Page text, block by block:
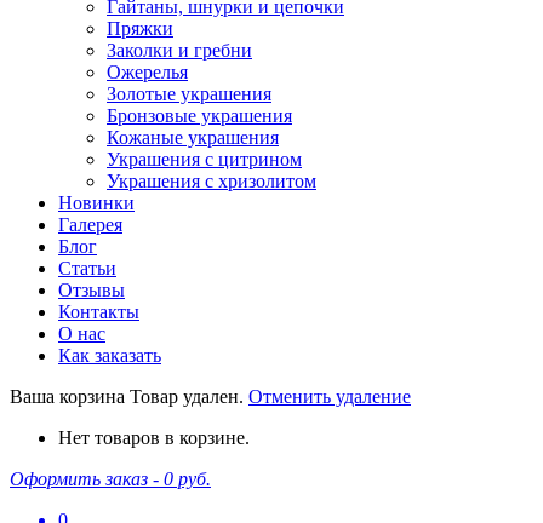
Гайтаны, шнурки и цепочки
Пряжки
Заколки и гребни
Ожерелья
Золотые украшения
Бронзовые украшения
Кожаные украшения
Украшения с цитрином
Украшения с хризолитом
Новинки
Галерея
Блог
Статьи
Отзывы
Контакты
О нас
Как заказать
Ваша корзина Товар удален. Отменить удаление
Нет товаров в корзине.
Оформить заказ - 0 руб.